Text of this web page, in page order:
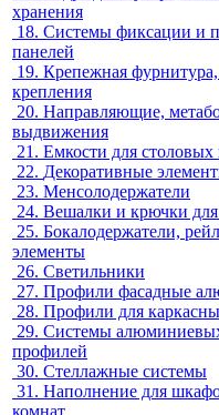
хранения
18. Системы фиксации и
панелей
19. Крепежная
крепления
20. Направляющие,
выдвижения
21. Емкости для столовых
22. Декоративные
23. Менсолодержатели
24. Вешалки и крючки
25. Бокалодержатели,
элементы
26. Светильники
27. Профили фасадные
28. Профили для
29. Системы
профилей
30. Стеллажные системы
31. Наполнение для
комнат